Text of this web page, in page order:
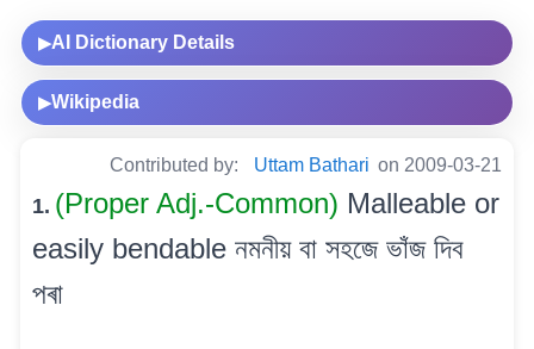
▶AI Dictionary Details
▶Wikipedia
Contributed by: Uttam Bathari on 2009-03-21
1. (Proper Adj.-Common) Malleable or
easily bendable নমনীয় বা সহজে ভাঁজ দিব
পৰা